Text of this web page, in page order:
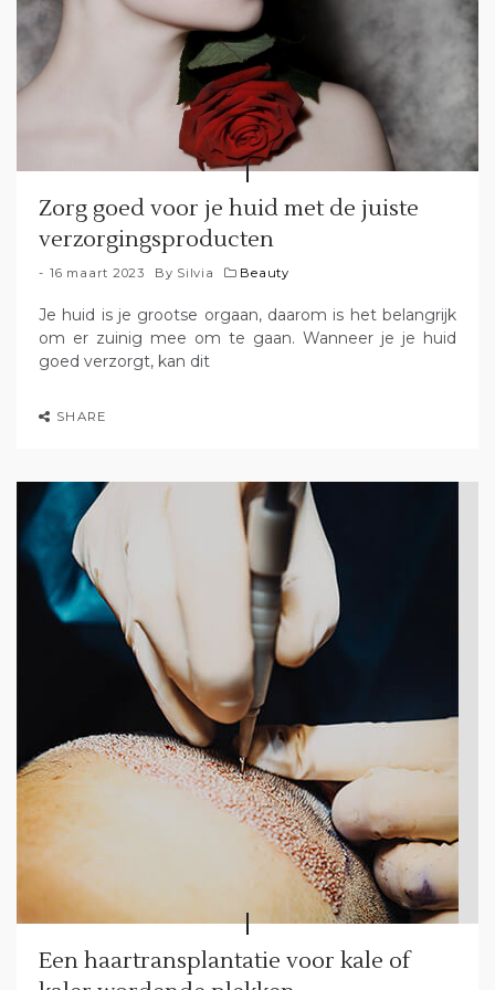
Zorg goed voor je huid met de juiste
verzorgingsproducten
16 maart 2023 By Silvia Beauty
Je huid is je grootse orgaan, daarom is het belangrijk
om er zuinig mee om te gaan. Wanneer je je huid
goed verzorgt, kan dit
SHARE
Een haartransplantatie voor kale of